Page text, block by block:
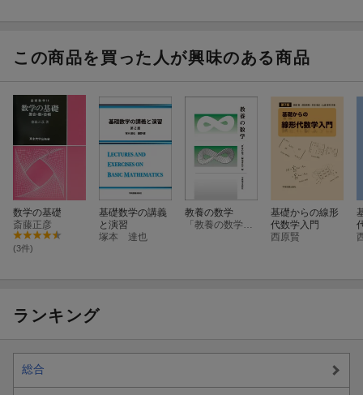
この商品を買った人が興味のある商品
数学の基礎
斎藤正彦
(3件)
基礎数学の講義
と演習
塚本 達也
教養の数学
基礎からの線形
代数学入門
西原賢
ランキング
総合